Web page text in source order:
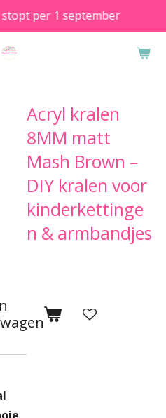
stopt per 1 september
Acryl kralen
8MM matt
Mash Brown –
DIY kralen voor
kinderkettinge
n & armbandjes